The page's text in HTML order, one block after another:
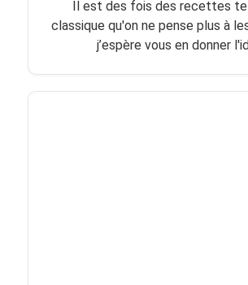
Il est des fois des recettes
classique qu'on ne pense plus à
j’espère vous en donner